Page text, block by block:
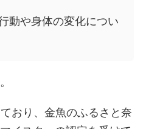
動や身体の変化につい
おり、金魚のふるさと奈